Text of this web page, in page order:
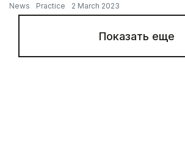
News Practice 2 March 2023
Показать еще